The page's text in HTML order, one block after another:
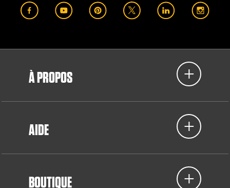
À PROPOS
AIDE
BOUTIQUE